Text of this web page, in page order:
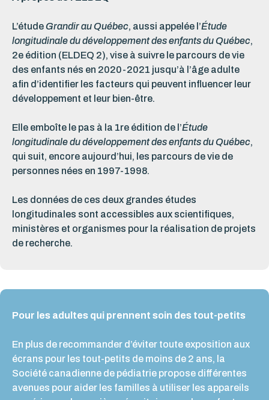
L’étudeGrandir au Québec, aussi appelée l’Étude
longitudinale du développement des enfants du Québec,
2e édition (ELDEQ 2), vise à suivre le parcours de vie
des enfants nés en 2020-2021 jusqu’à l’âge adulte
afin d’identifier les facteurs qui peuvent influencer leur
développement et leur bien-être.
Elle emboîte le pas à la 1re édition de l’Étude
longitudinale du développement des enfants du Québec,
qui suit, encore aujourd’hui, les parcours de vie de
personnes nées en 1997-1998.
Les données de ces deux grandes études
longitudinales sont accessibles aux scientifiques,
ministères et organismes pour la réalisation de projets
de recherche.
Pour les adultes qui prennent soin des tout-petits
En plus de recommander d’éviter toute exposition aux
écrans pour les tout-petits de moins de 2 ans, la
Société canadienne de pédiatrie propose différentes
avenues pour aider les familles à utiliser les appareils